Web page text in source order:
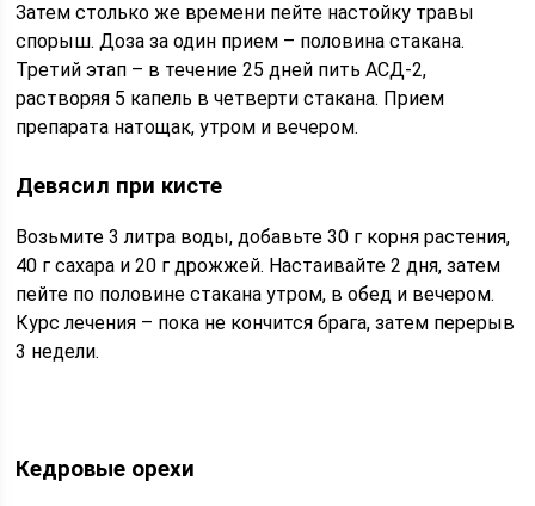
Затем столько же времени пейте настойку травы
спорыш. Доза за один прием – половина стакана.
Третий этап – в течение 25 дней пить АСД-2,
растворяя 5 капель в четверти стакана. Прием
препарата натощак, утром и вечером.
Девясил при кисте
Возьмите 3 литра воды, добавьте 30 г корня растения,
40 г сахара и 20 г дрожжей. Настаивайте 2 дня, затем
пейте по половине стакана утром, в обед и вечером.
Курс лечения – пока не кончится брага, затем перерыв
3 недели.
Кедровые орехи